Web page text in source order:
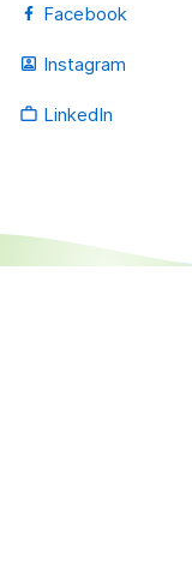
Facebook
portrait Instagram
work_outline LinkedIn